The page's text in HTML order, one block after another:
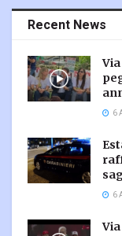
Recent News
Via
6
6